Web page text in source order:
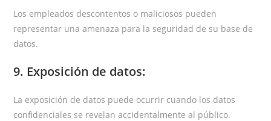
Los empleados descontentos o maliciosos pueden
representar una amenaza para la seguridad de su base de
datos.
9. Exposición de datos:
La exposición de datos puede ocurrir cuando los datos
confidenciales se revelan accidentalmente al público.